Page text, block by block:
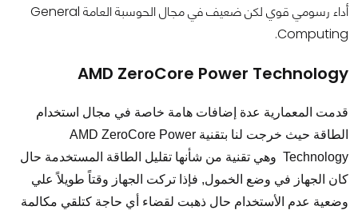
أداء رسومي قوي لكن ضعيف في مجال الحوسبة العامة General
Computing
.
AMD ZeroCore Power Technology
قدمت المعمارية عدة إضافات هامة خاصة في مجال استخدام
الطاقة حيث خرجت لنا بتقنية AMD ZeroCore Power
Technology وهي تقنية من شأنها تقليل الطاقة المستخدمة حال
كان الجهاز في وضع الخمول, فإذا تركت الجهاز وقتاً طويلاً علي
وضعية عدم الأستخدام حال ذهبت لقضاء أي حاجة كتلقي مكالمة